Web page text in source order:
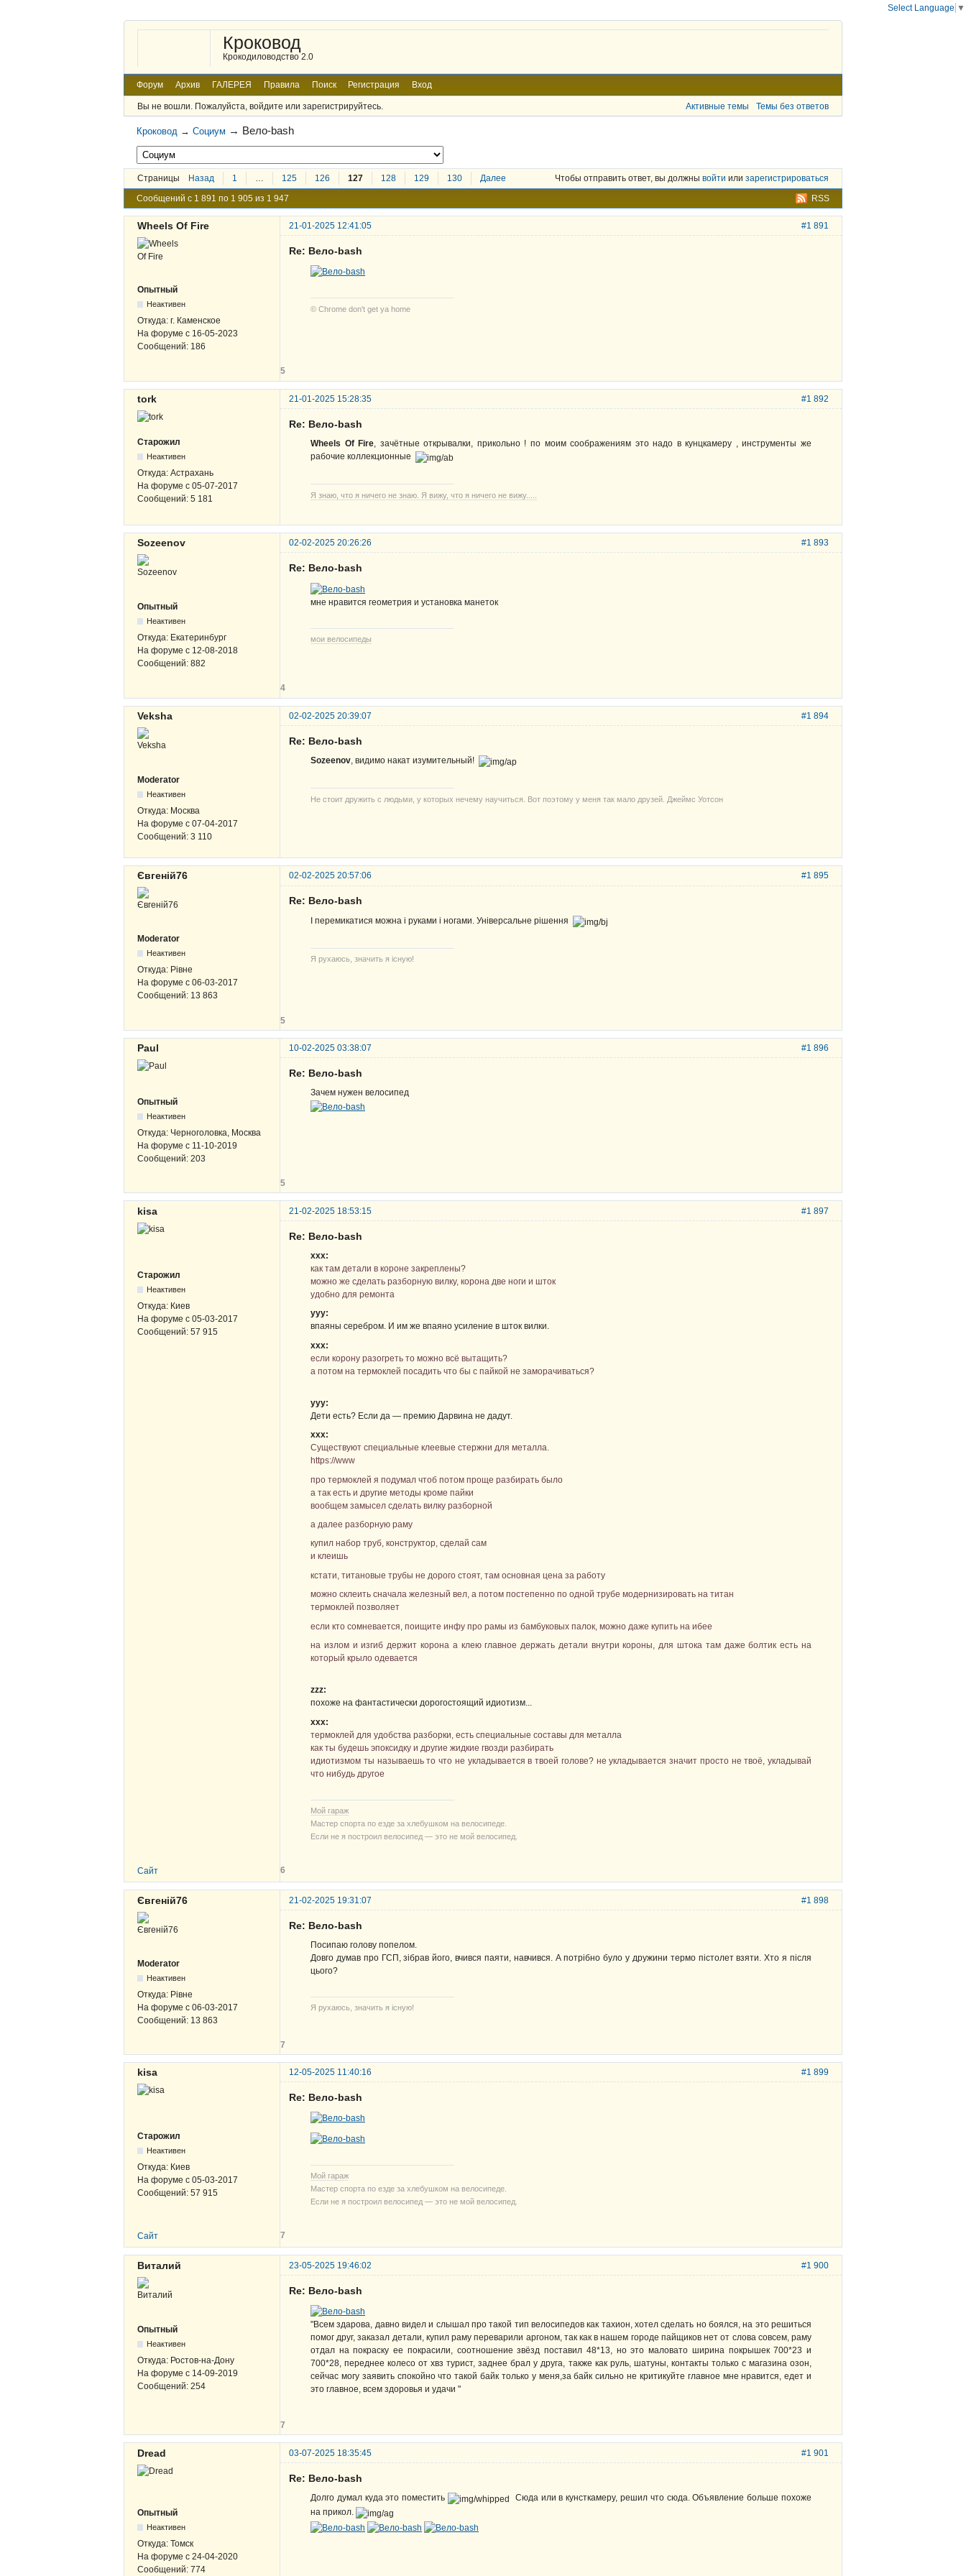
Кроковод
Крокодиловодство 2.0
Форум Архив ГАЛЕРЕЯ Правила Поиск Регистрация Вход
Вы не вошли. Пожалуйста, войдите или зарегистрируйтесь. Активные темы Темы без ответов
Кроковод →Социум → Вело-bash
Страницы Назад 1 … 125 126 127 128 129 130 Далее Чтобы отправить ответ, вы должны войти или зарегистрироваться
RSS
Сообщений с 1 891 по 1 905 из 1 947
#1 891
Wheels Of Fire 21-01-2025 12:41:05
Опытный
Неактивен
Откуда: г. Каменское
На форуме с 16-05-2023
Сообщений: 186
Re: Вело-bash
© Chrome don't get ya home
5
#1 892
tork 21-01-2025 15:28:35
Старожил
Неактивен
Откуда: Астрахань
На форуме с 05-07-2017
Сообщений: 5 181
Re: Вело-bash
Wheels Of Fire, зачётные открывалки, прикольно ! по моим соображениям это надо в кунцкамеру , инструменты же
рабочие коллекционные
Я знаю, что я ничего не знаю. Я вижу, что я ничего не вижу.....
#1 893
Sozeenov 02-02-2025 20:26:26
Опытный
Неактивен
Откуда: Екатеринбург
На форуме с 12-08-2018
Сообщений: 882
Re: Вело-bash
мне нравится геометрия и установка манеток
мои велосипеды
4
#1 894
Veksha 02-02-2025 20:39:07
Moderator
Неактивен
Откуда: Москва
На форуме с 07-04-2017
Сообщений: 3 110
Re: Вело-bash
Sozeenov, видимо накат изумительный!
Не стоит дружить с людьми, у которых нечему научиться. Вот поэтому у меня так мало друзей. Джеймс Уотсон
#1 895
Євгеній76 02-02-2025 20:57:06
Moderator
Неактивен
Откуда: Рівне
На форуме с 06-03-2017
Сообщений: 13 863
Re: Вело-bash
І перемикатися можна і руками і ногами. Універсальне рішення
Я рухаюсь, значить я існую!
5
#1 896
Paul 10-02-2025 03:38:07
Опытный
Неактивен
Откуда: Черноголовка, Москва
На форуме с 11-10-2019
Сообщений: 203
Re: Вело-bash
Зачем нужен велосипед
5
#1 897
kisa 21-02-2025 18:53:15
Старожил
Неактивен
Откуда: Киев
На форуме с 05-03-2017
Сообщений: 57 915
Re: Вело-bash
ххх:
как там детали в короне закреплены?
можно же сделать разборную вилку, корона две ноги и шток
удобно для ремонта
ууу:
впаяны серебром. И им же впаяно усиление в шток вилки.
ххх:
если корону разогреть то можно всё вытащить?
а потом на термоклей посадить что бы с пайкой не заморачиваться?
ууу:
Дети есть? Если да — премию Дарвина не дадут.
ххх:
Существуют специальные клеевые стержни для металла.
https://www
про термоклей я подумал чтоб потом проще разбирать было
а так есть и другие методы кроме пайки
вообщем замысел сделать вилку разборной
а далее разборную раму
купил набор труб, конструктор, сделай сам
и клеишь
кстати, титановые трубы не дорого стоят, там основная цена за работу
можно склеить сначала железный вел, а потом постепенно по одной трубе модернизировать на титан
термоклей позволяет
если кто сомневается, поищите инфу про рамы из бамбуковых палок, можно даже купить на ибее
на излом и изгиб держит корона а клею главное держать детали внутри короны, для штока там даже болтик есть на
который крыло одевается
zzz:
похоже на фантастически дорогостоящий идиотизм...
ххх:
термоклей для удобства разборки, есть специальные составы для металла
как ты будешь эпоксидку и другие жидкие гвозди разбирать
идиотизмом ты называешь то что не укладывается в твоей голове? не укладывается значит просто не твоё, укладывай
что нибудь другое
Мой гараж
Мастер спорта по езде за хлебушком на велосипеде.
Если не я построил велосипед — это не мой велосипед.
Сайт 6
#1 898
Євгеній76 21-02-2025 19:31:07
Moderator
Неактивен
Откуда: Рівне
На форуме с 06-03-2017
Сообщений: 13 863
Re: Вело-bash
Посипаю голову попелом.
Довго думав про ГСП, зібрав його, вчився паяти, навчився. А потрібно було у дружини термо пістолет взяти. Хто я після
цього?
Я рухаюсь, значить я існую!
7
#1 899
kisa 12-05-2025 11:40:16
Старожил
Неактивен
Откуда: Киев
На форуме с 05-03-2017
Сообщений: 57 915
Re: Вело-bash
Мой гараж
Мастер спорта по езде за хлебушком на велосипеде.
Если не я построил велосипед — это не мой велосипед.
Сайт 7
#1 900
Виталий 23-05-2025 19:46:02
Опытный
Неактивен
Откуда: Ростов-на-Дону
На форуме с 14-09-2019
Сообщений: 254
Re: Вело-bash
"Всем здарова, давно видел и слышал про такой тип велосипедов как тахион, хотел сделать но боялся, на это решиться
помог друг, заказал детали, купил раму переварили аргоном, так как в нашем городе пайщиков нет от слова совсем, раму
отдал на покраску ее покрасили, соотношение звёзд поставил 48*13, но это маловато ширина покрышек 700*23 и
700*28, переднее колесо от хвз турист, заднее брал у друга, также как руль, шатуны, контакты только с магазина озон,
сейчас могу заявить спокойно что такой байк только у меня,за байк сильно не критикуйте главное мне нравится, едет и
это главное, всем здоровья и удачи "
7
#1 901
Dread 03-07-2025 18:35:45
Опытный
Неактивен
Откуда: Томск
На форуме с 24-04-2020
Сообщений: 774
Re: Вело-bash
Долго думал куда это поместить
Сюда или в кунсткамеру, решил что сюда. Объявление больше похоже
на прикол.
Select Language ▼